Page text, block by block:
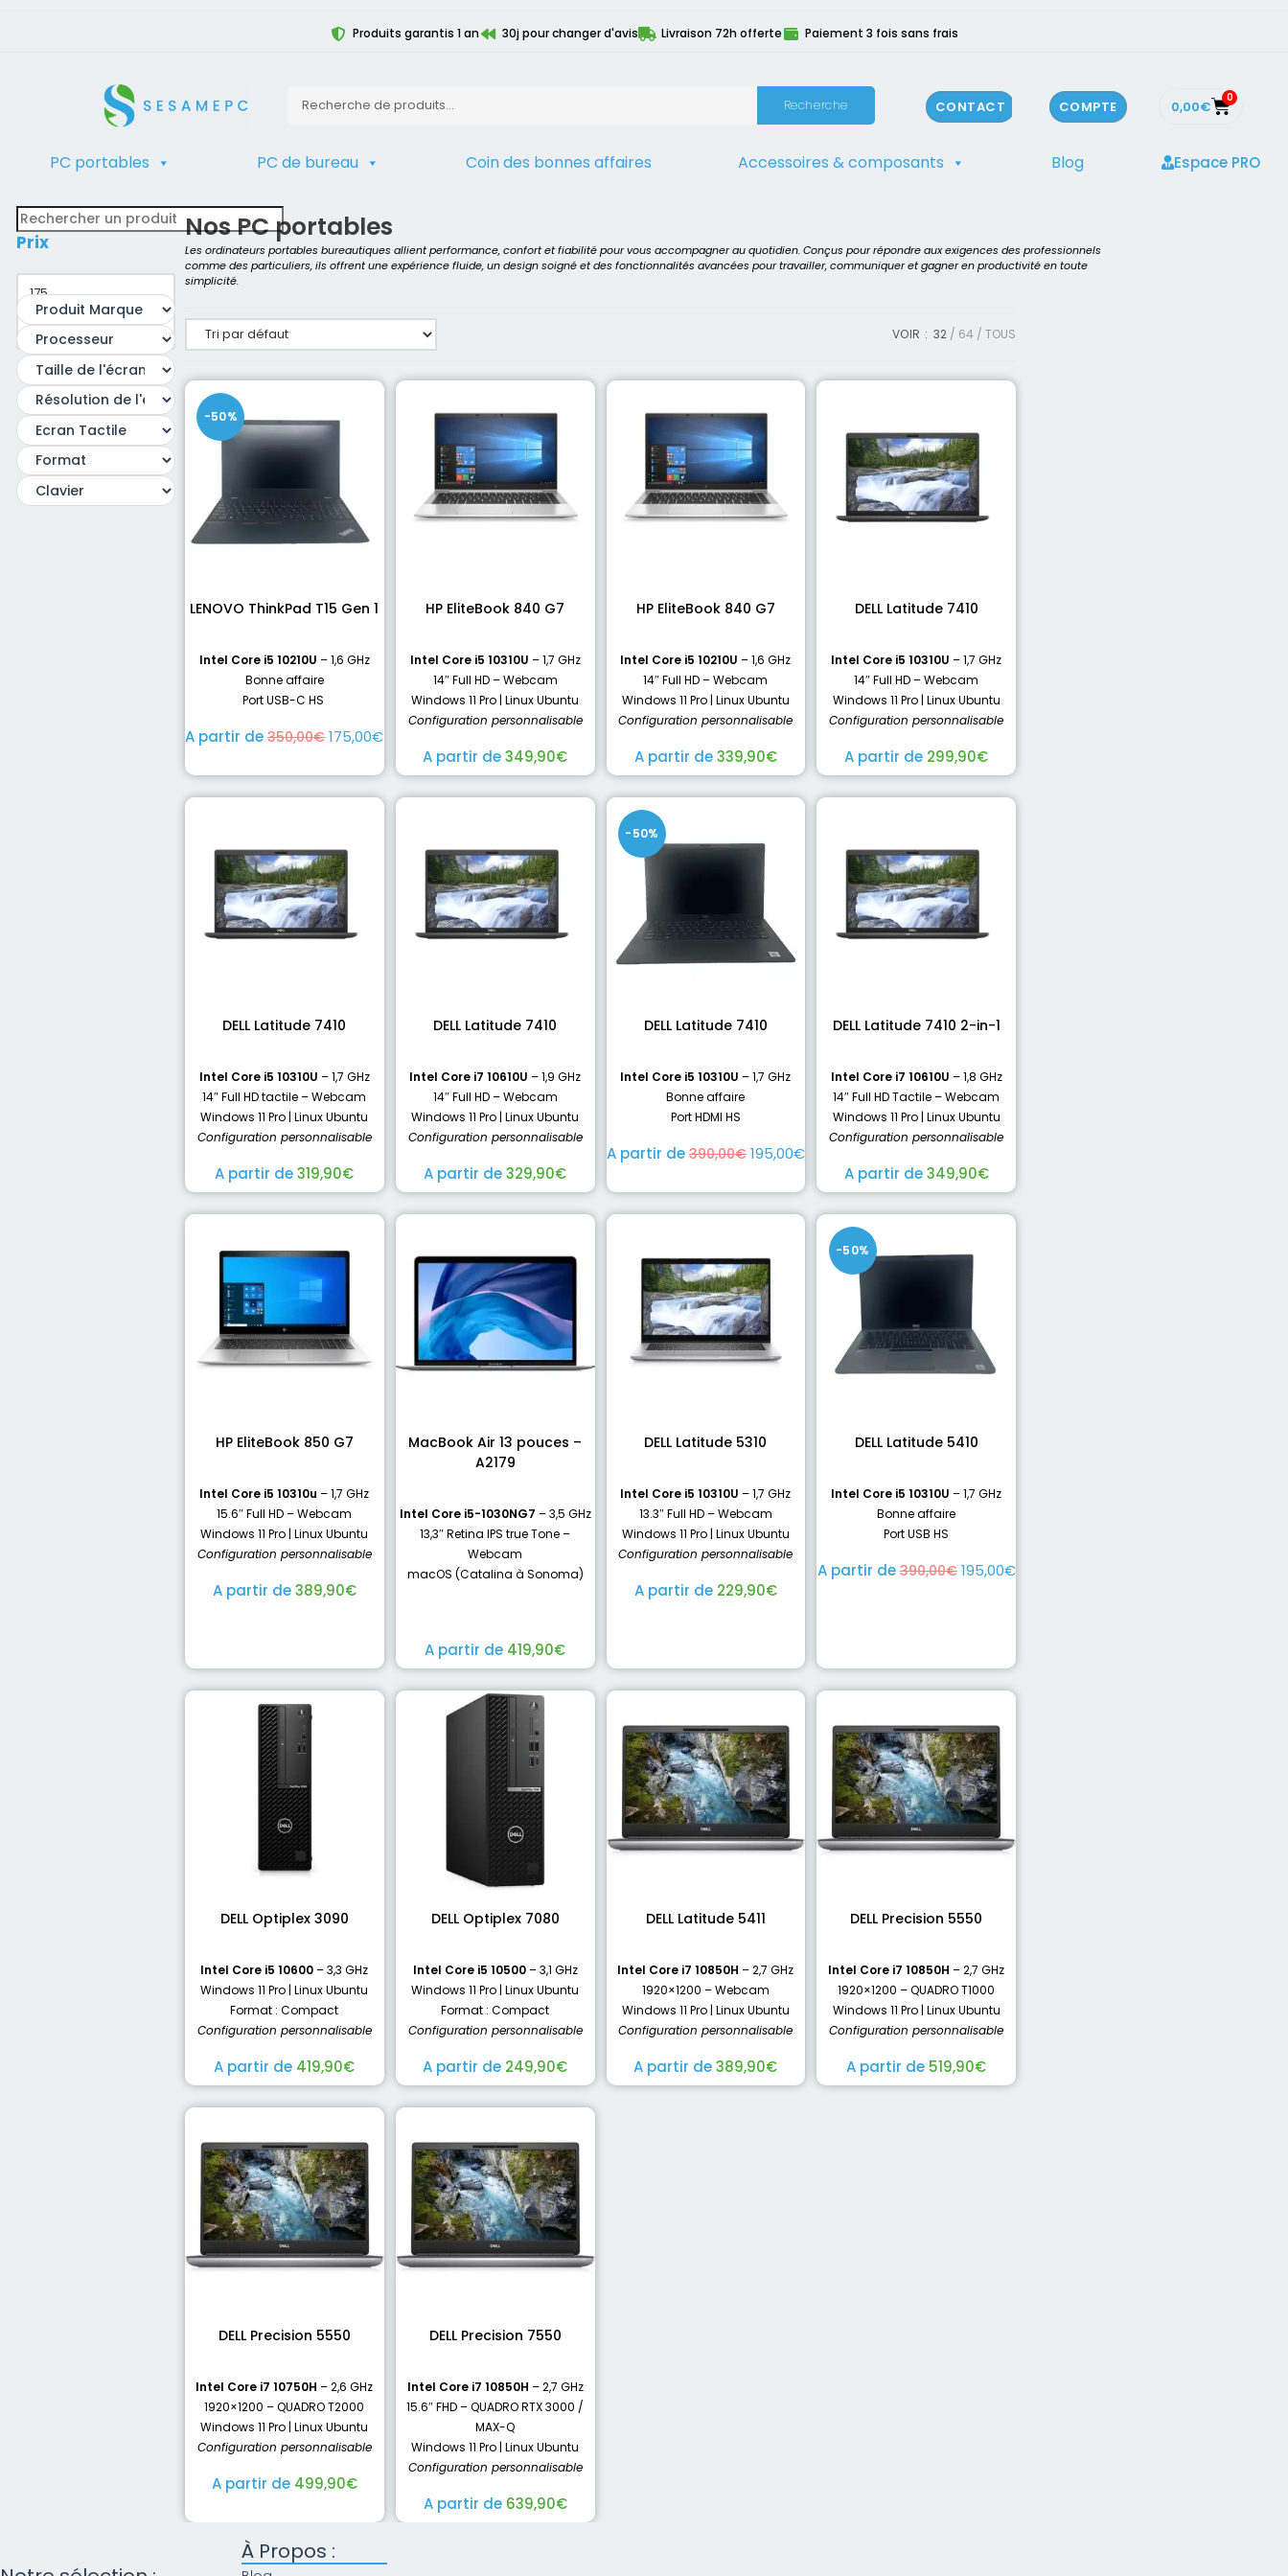
Produits garantis 1 an 30j pour changer d'avis Livraison 72h offerte Paiement 3 fois sans frais
Recherche CONTACT COMPTE 0,00€ 0
PC portables PC de bureau Coin des bonnes affaires Accessoires & composants Blog
Espace PRO
Prix Nos PC portables
Les ordinateurs portables bureautiques allient performance, confort et fiabilité pour vous accompagner au quotidien. Conçus pour répondre aux exigences des professionnels
comme des particuliers, ils offrent une expérience fluide, un design soigné et des fonctionnalités avancées pour travailler, communiquer et gagner en productivité en toute
simplicité.
VOIR : 32 64 TOUS
-50%
LENOVO ThinkPad T15 Gen 1
Intel Core i5 10210U – 1,6 GHz
Bonne affaire
Port USB-C HS
A partir de350,00€ 175,00€
HP EliteBook 840 G7
Intel Core i5 10310U – 1,7 GHz
14″ Full HD – Webcam
Windows 11 Pro | Linux Ubuntu
Configuration personnalisable
A partir de349,90€
HP EliteBook 840 G7
Intel Core i5 10210U – 1,6 GHz
14″ Full HD – Webcam
Windows 11 Pro | Linux Ubuntu
Configuration personnalisable
A partir de339,90€
DELL Latitude 7410
Intel Core i5 10310U – 1,7 GHz
14″ Full HD – Webcam
Windows 11 Pro | Linux Ubuntu
Configuration personnalisable
A partir de 299,90€
DELL Latitude 7410
Intel Core i5 10310U – 1,7 GHz
14″ Full HD tactile – Webcam
Windows 11 Pro | Linux Ubuntu
Configuration personnalisable
A partir de319,90€
DELL Latitude 7410
Intel Core i7 10610U – 1,9 GHz
14″ Full HD – Webcam
Windows 11 Pro | Linux Ubuntu
Configuration personnalisable
A partir de329,90€
-50%
DELL Latitude 7410
Intel Core i5 10310U – 1,7 GHz
Bonne affaire
Port HDMI HS
A partir de 390,00€ 195,00€
DELL Latitude 7410 2-in-1
Intel Core i7 10610U – 1,8 GHz
14″ Full HD Tactile – Webcam
Windows 11 Pro | Linux Ubuntu
Configuration personnalisable
A partir de349,90€
HP EliteBook 850 G7
Intel Core i5 10310u – 1,7 GHz
15.6″ Full HD – Webcam
Windows 11 Pro | Linux Ubuntu
Configuration personnalisable
A partir de389,90€
MacBook Air 13 pouces –
A2179
Intel Core i5-1030NG7 – 3,5 GHz
13,3″ Retina IPS true Tone –
Webcam
macOS (Catalina à Sonoma)
A partir de 419,90€
DELL Latitude 5310
Intel Core i5 10310U – 1,7 GHz
13.3″ Full HD – Webcam
Windows 11 Pro | Linux Ubuntu
Configuration personnalisable
A partir de 229,90€
-50%
DELL Latitude 5410
Intel Core i5 10310U – 1,7 GHz
Bonne affaire
Port USB HS
A partir de390,00€ 195,00€
DELL Optiplex 3090
Intel Core i5 10600– 3,3 GHz
Windows 11 Pro | Linux Ubuntu
Format : Compact
Configuration personnalisable
A partir de 419,90€
DELL Optiplex 7080
Intel Core i5 10500– 3,1 GHz
Windows 11 Pro | Linux Ubuntu
Format : Compact
Configuration personnalisable
A partir de 249,90€
DELL Latitude 5411
Intel Core i7 10850H – 2,7 GHz
1920×1200 – Webcam
Windows 11 Pro | Linux Ubuntu
Configuration personnalisable
A partir de389,90€
DELL Precision 5550
Intel Core i7 10850H – 2,7 GHz
1920×1200 – QUADRO T1000
Windows 11 Pro | Linux Ubuntu
Configuration personnalisable
A partir de 519,90€
DELL Precision 5550
Intel Core i7 10750H – 2,6 GHz
1920×1200 – QUADRO T2000
Windows 11 Pro | Linux Ubuntu
Configuration personnalisable
A partir de 499,90€
DELL Precision 7550
Intel Core i7 10850H – 2,7 GHz
15.6″ FHD – QUADRO RTX 3000 /
MAX-Q
Windows 11 Pro | Linux Ubuntu
Configuration personnalisable
A partir de 639,90€
À Propos :